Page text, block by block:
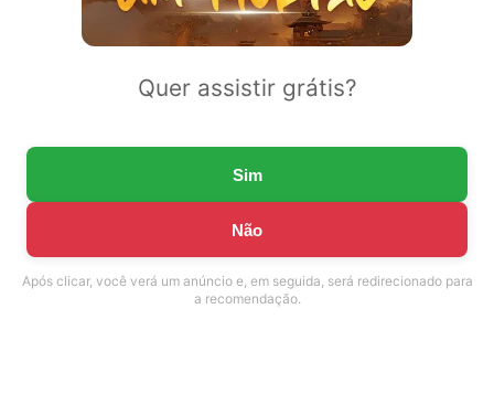
Quer assistir grátis?
Sim
Não
Após clicar, você verá um anúncio e, em seguida, será redirecionado para
a recomendação.